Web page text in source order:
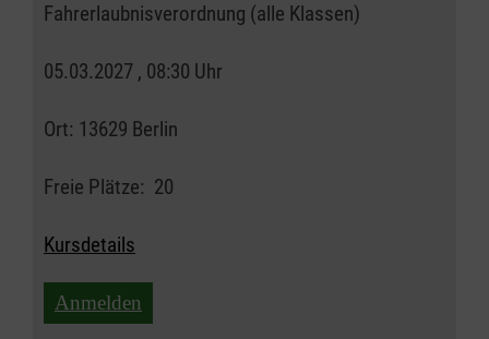
Fahrerlaubnisverordnung (alle Klassen)
05.03.2027 , 08:30 Uhr
Ort: 13629 Berlin
Freie Plätze: 20
Kursdetails
Anmelden